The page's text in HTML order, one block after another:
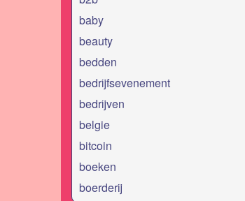
baby
beauty
bedden
bedrijfsevenement
bedrijven
belgie
bitcoin
boeken
boerderij